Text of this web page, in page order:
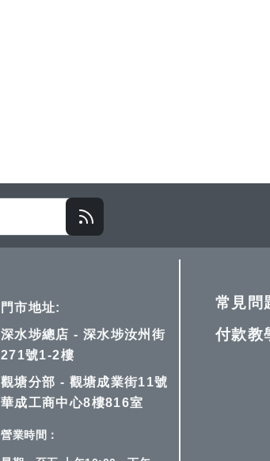
門市地址:
深水埗總店 - 深水埗汝州街
271號1-2樓
觀塘分部 - 觀塘成業街11號
華成工商中心8樓816室
營業時間：
常見問
付款教